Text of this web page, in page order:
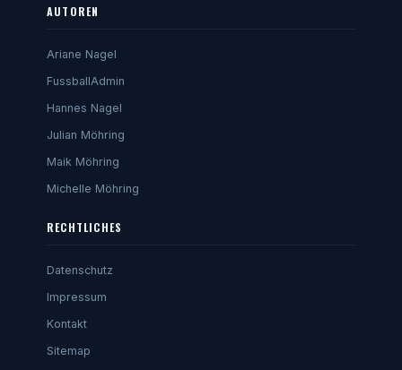
AUTOREN
Ariane Nagel
FussballAdmin
Hannes Nagel
Julian Möhring
Maik Möhring
Michelle Möhring
RECHTLICHES
Datenschutz
Impressum
Kontakt
Sitemap